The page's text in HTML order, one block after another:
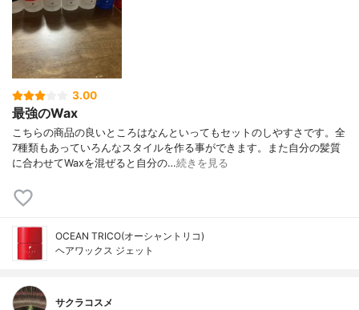
3.00
最強のWax
こちらの商品の良いところはなんといってもセットのしやすさです。全
7種類もあっていろんなスタイルを作る事ができます。また自分の髪質
に合わせてWaxを混ぜると自分の…続きを見る
OCEAN TRICO(オーシャントリコ)
ヘアワックス ジェット
サクラコスメ